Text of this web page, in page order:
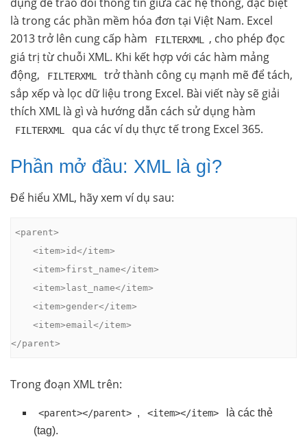
là trong các phần mềm hóa đơn tại Việt Nam. Excel
2013 trở lên cung cấp hàm
FILTERXML
, cho phép đọc
giá trị từ chuỗi XML. Khi kết hợp với các hàm mảng
động,
FILTERXML
trở thành công cụ mạnh mẽ để tách,
sắp xếp và lọc dữ liệu trong Excel. Bài viết này sẽ giải
thích XML là gì và hướng dẫn cách sử dụng hàm
FILTERXML qua các ví dụ thực tế trong Excel 365.
Phần mở đầu: XML là gì?
Để hiểu XML, hãy xem ví dụ sau:
<parent>
</parent>
Trong đoạn XML trên:
<parent></parent> , <item></item>
là các thẻ
(tag).